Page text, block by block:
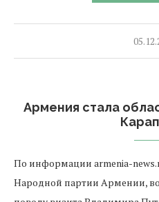
Армения стала
По информации armenia-
Народной партии Армении,